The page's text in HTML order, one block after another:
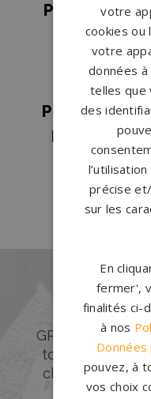
Pompes
Pompes
Pompes
Pompes
Pompes
Pompes
Pompes
Des
GPG Granit
tombales en
classiques ou
votre
cookies ou
votre
données
telles que
des
précise
sur les
En
fermer',
finalités ci-
à nos
pouvez, à
vos choix